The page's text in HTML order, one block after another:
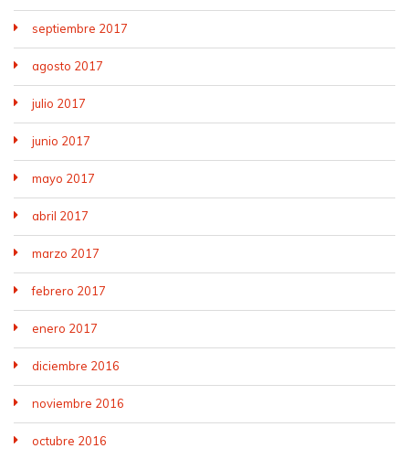
septiembre 2017
agosto 2017
julio 2017
junio 2017
mayo 2017
abril 2017
marzo 2017
febrero 2017
enero 2017
diciembre 2016
noviembre 2016
octubre 2016